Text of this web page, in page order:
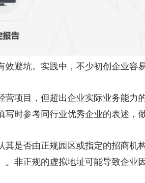
避坑。实践中，不少初创企业容
营项目，但超出企业实际业务能力
时参考同行业优秀企业的表述，
是否由正规园区或指定的招商机
非正规的虚拟地址可能导致企业